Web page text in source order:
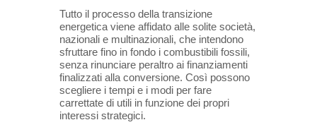
Tutto il processo della transizione
energetica viene affidato alle solite società,
nazionali e multinazionali, che intendono
sfruttare fino in fondo i combustibili fossili,
senza rinunciare peraltro ai finanziamenti
finalizzati alla conversione. Così possono
scegliere i tempi e i modi per fare
carrettate di utili in funzione dei propri
interessi strategici.